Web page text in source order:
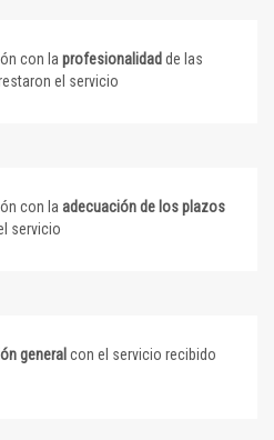
con la profesionalidad de las
el servicio
con la adecuación de los plazos
servicio
general con el servicio recibido